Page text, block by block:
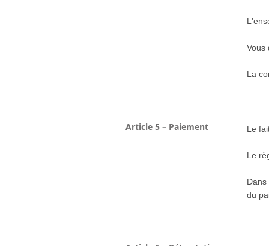
Vous
La
Article 5 – Paiement Le
Le
du